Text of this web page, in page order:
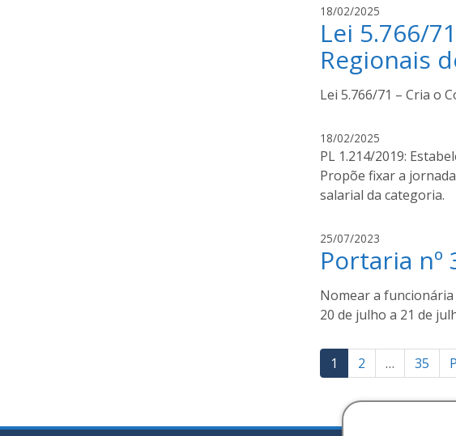
d
o
u
c
h
o
18/02/2025i
v
a
n
l
o
u
c
o
Lei 5.766/
Regionais
Lei 5.766/71 – Cria o
18/02/2025i
v
a
n
d
o
c
h
a
PL 1.214/2019:
Propõe fixar a
salarial da categoria.
25/07/2023i
v
a
n
i
u
c
Portaria nº
Nomear a funcionária
20 de julho a 21 de
Paginação
de
posts
1 2 … 35